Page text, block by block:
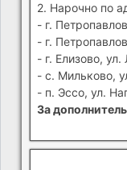
2. Нарочно по
- г.
- г.
- г. Елизово,
- с. Мильково,
- п. Эссо, ул.
За